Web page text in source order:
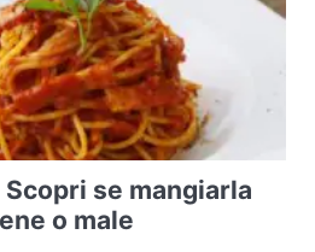
se mangiarla
o male